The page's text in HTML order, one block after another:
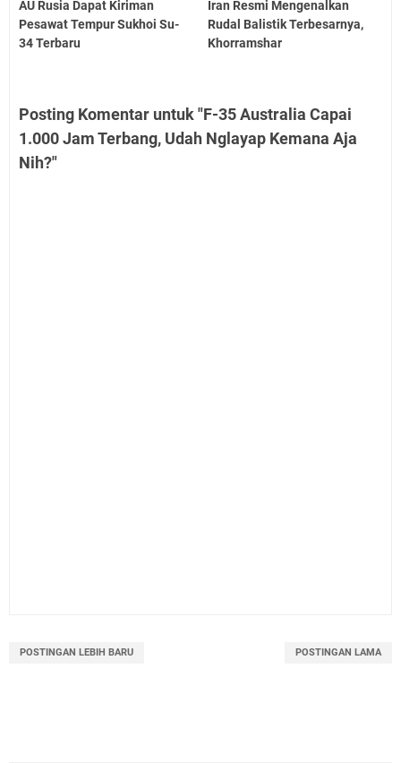
AU Rusia Dapat Kiriman
Pesawat Tempur Sukhoi Su-
34 Terbaru
Iran Resmi Mengenalkan
Rudal Balistik Terbesarnya,
Khorramshar
Posting Komentar untuk "F-35 Australia Capai
1.000 Jam Terbang, Udah Nglayap Kemana Aja
Nih?"
POSTINGAN LEBIH BARU POSTINGAN LAMA